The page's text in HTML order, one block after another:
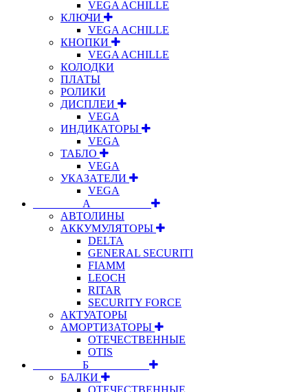
VEGA ACHILLE
КЛЮЧИ
VEGA ACHILLE
КНОПКИ
VEGA ACHILLE
КОЛОДКИ
ПЛАТЫ
РОЛИКИ
ДИСПЛЕИ
VEGA
ИНДИКАТОРЫ
VEGA
ТАБЛО
VEGA
УКАЗАТЕЛИ
VEGA
⠀⠀⠀⠀⠀⠀А⠀⠀⠀⠀⠀⠀⠀
АВТОЛИНЫ
АККУМУЛЯТОРЫ
DELTA
GENERAL SECURITI
FIAMM
LEOCH
RITAR
SECURITY FORCE
АКТУАТОРЫ
АМОРТИЗАТОРЫ
ОТЕЧЕСТВЕННЫЕ
OTIS
⠀⠀⠀⠀⠀⠀Б⠀⠀⠀⠀⠀⠀⠀
БАЛКИ
ОТЕЧЕСТВЕННЫЕ